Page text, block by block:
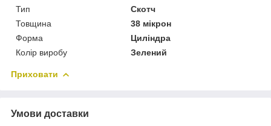
Тип
Скотч
Товщина
38 мікрон
Форма
Циліндра
Колір виробу
Зелений
Приховати
Умови доставки